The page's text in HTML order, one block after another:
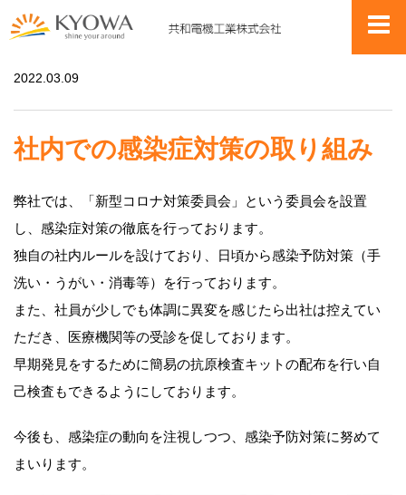
お知らせ
2022.03.09
社内での感染症対策の取り組み
弊社では、「新型コロナ対策委員会」という委員会を設置
し、感染症対策の徹底を行っております。
独自の社内ルールを設けており、日頃から感染予防対策（手
洗い・うがい・消毒等）を行っております。
また、社員が少しでも体調に異変を感じたら出社は控えてい
ただき、医療機関等の受診を促しております。
早期発見をするために簡易の抗原検査キットの配布を行い自
己検査もできるようにしております。
今後も、感染症の動向を注視しつつ、感染予防対策に努めて
まいります。